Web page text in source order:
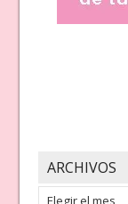
ARCHIVOS
Archivos